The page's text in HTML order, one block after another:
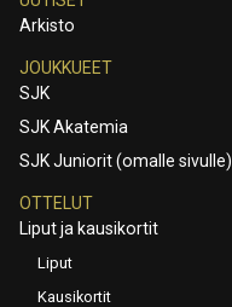
Arkisto
JOUKKUEET
SJK
SJK Akatemia
SJK Juniorit (omalle sivulle)
OTTELUT
Liput ja kausikortit
Liput
Kausikortit